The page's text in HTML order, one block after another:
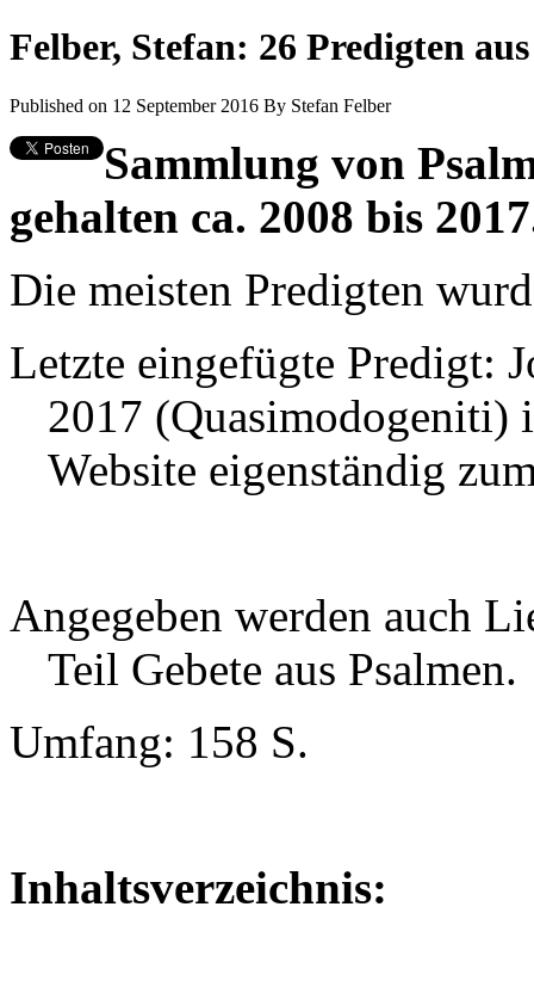
Felber, Stefan: 26 Predigten
Published on 12 September 2016 By Stefan Felber
Sammlung von
gehalten ca. 2008 bis
Die meisten Predigten
Letzte eingefügte Predigt:
2017 (Quasimodogeniti)
Website eigenständig
Angegeben werden auch
Teil Gebete aus Psalmen.
Umfang: 158 S.
Inhaltsverzeichnis: